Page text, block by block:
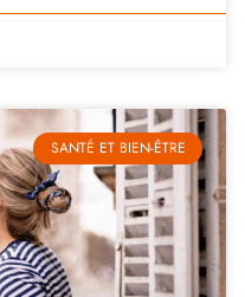
SANTÉ ET BIEN-ÊTRE